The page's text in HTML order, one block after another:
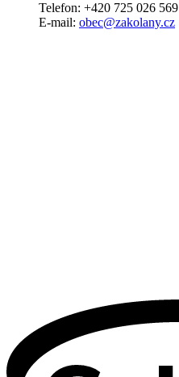
Telefon: +420 725 026 569
E-mail: obec@zakolany.cz